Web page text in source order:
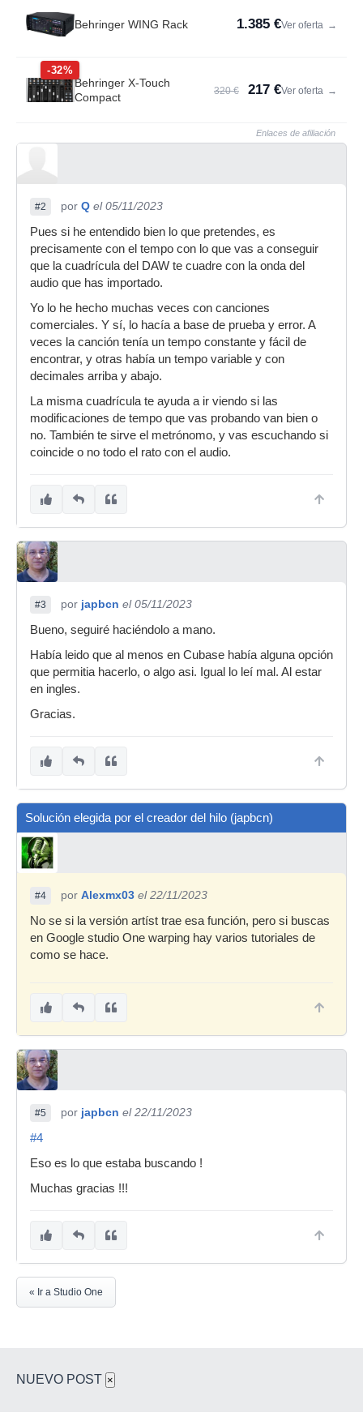
Behringer WING Rack 1.385 €Ver oferta →
-32%
Behringer X-Touch
Compact
320 € 217 €Ver oferta →
Enlaces de afiliación
#2 por Q el 05/11/2023
Pues si he entendido bien lo que pretendes, es
precisamente con el tempo con lo que vas a conseguir
que la cuadrícula del DAW te cuadre con la onda del
audio que has importado.
Yo lo he hecho muchas veces con canciones
comerciales. Y sí, lo hacía a base de prueba y error. A
veces la canción tenía un tempo constante y fácil de
encontrar, y otras había un tempo variable y con
decimales arriba y abajo.
La misma cuadrícula te ayuda a ir viendo si las
modificaciones de tempo que vas probando van bien o
no. También te sirve el metrónomo, y vas escuchando si
coincide o no todo el rato con el audio.
#3 por japbcn el 05/11/2023
Bueno, seguiré haciéndolo a mano.
Había leido que al menos en Cubase había alguna opción
que permitia hacerlo, o algo asi. Igual lo leí mal. Al estar
en ingles.
Gracias.
Solución elegida por el creador del hilo (japbcn)
#4 por Alexmx03 el 22/11/2023
No se si la versión artíst trae esa función, pero si buscas
en Google studio One warping hay varios tutoriales de
como se hace.
#5 por japbcn el 22/11/2023
#4
Eso es lo que estaba buscando !
Muchas gracias !!!
« Ir a Studio One
NUEVO POST ×